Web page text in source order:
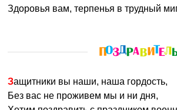
Здоровья вам, терпенья в трудный
Защитники вы наши, наша гордость,
Без вас не проживем мы и ни дня,